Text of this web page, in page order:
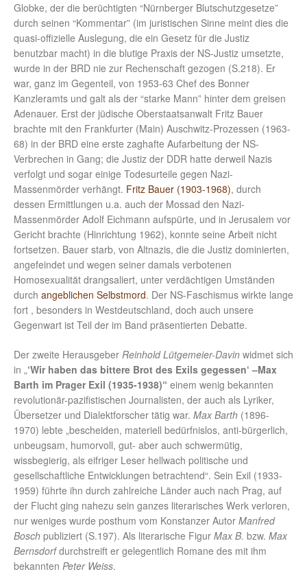
Globke, der die berüchtigten “Nürnberger Blutschutzgesetze”
durch seinen “Kommentar” (im juristischen Sinne meint dies die
quasi-offizielle Auslegung, die ein Gesetz für die Justiz
benutzbar macht) in die blutige Praxis der NS-Justiz umsetzte,
wurde in der BRD nie zur Rechenschaft gezogen (S.218). Er
war, ganz im Gegenteil, von 1953-63 Chef des Bonner
Kanzleramts und galt als der “starke Mann” hinter dem greisen
Adenauer. Erst der jüdische Oberstaatsanwalt Fritz Bauer
brachte mit den Frankfurter (Main) Auschwitz-Prozessen (1963-
68) in der BRD eine erste zaghafte Aufarbeitung der NS-
Verbrechen in Gang; die Justiz der DDR hatte derweil Nazis
verfolgt und sogar einige Todesurteile gegen Nazi-
Massenmörder verhängt. Fritz Bauer (1903-1968), durch
dessen Ermittlungen u.a. auch der Mossad den Nazi-
Massenmörder Adolf Eichmann aufspürte, und in Jerusalem vor
Gericht brachte (Hinrichtung 1962), konnte seine Arbeit nicht
fortsetzen. Bauer starb, von Altnazis, die die Justiz dominierten,
angefeindet und wegen seiner damals verbotenen
Homosexualität drangsaliert, unter verdächtigen Umständen
durch angeblichen Selbstmord. Der NS-Faschismus wirkte lange
fort , besonders in Westdeutschland, doch auch unsere
Gegenwart ist Teil der im Band präsentierten Debatte.
Der zweite Herausgeber Reinhold Lütgemeier-Davin widmet sich
in „‘Wir haben das bittere Brot des Exils gegessen‘ –Max
Barth im Prager Exil (1935-1938)“ einem wenig bekannten
revolutionär-pazifistischen Journalisten, der auch als Lyriker,
Übersetzer und Dialektforscher tätig war. Max Barth (1896-
1970) lebte „bescheiden, materiell bedürfnislos, anti-bürgerlich,
unbeugsam, humorvoll, gut- aber auch schwermütig,
wissbegierig, als eifriger Leser hellwach politische und
gesellschaftliche Entwicklungen betrachtend“. Sein Exil (1933-
1959) führte ihn durch zahlreiche Länder auch nach Prag, auf
der Flucht ging nahezu sein ganzes literarisches Werk verloren,
nur weniges wurde posthum vom Konstanzer Autor Manfred
Bosch publiziert (S.197). Als literarische Figur Max B. bzw. Max
Bernsdorfdurchstreift er gelegentlich Romane des mit ihm
bekannten Peter Weiss.